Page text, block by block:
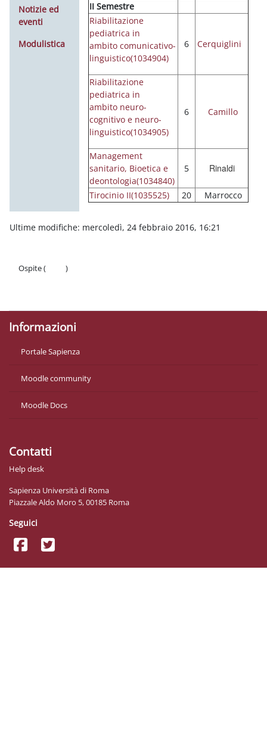
Notizie ed
eventi
Modulistica
II Semestre
Riabilitazione
pediatrica in
ambito comunicativo-
linguistico(1034904)
6 Cerquiglini
Riabilitazione
pediatrica in
ambito neuro-
cognitivo e neuro-
linguistico(1034905)
6 Camillo
Management
sanitario, Bioetica e
deontologia(1034840)
5 Rinaldi
Tirocinio II(1035525) 20 Marrocco
Ultime modifiche: mercoledì, 24 febbraio 2016, 16:21
Ospite (
)
Informazioni
Portale Sapienza
Moodle community
Moodle Docs
Contatti
Help desk
Sapienza Università di Roma
Piazzale Aldo Moro 5, 00185 Roma
Seguici